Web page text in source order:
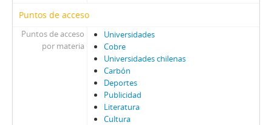
152 - Revista Ercilla. Año XXXIV, Nº 1745
154 - Revista Ercilla. Año XXXIV, Nº 1747
155 - Revista Ercilla. Año XXXIV, Nº 1748
156 - Revista Ercilla. Año XXXIV, Nº 1750
157 - Revista Ercilla. Año XXXIV, Nº 1752
158 - Revista Ercilla. Año XXXIV, Nº 1753
159 - Revista Ercilla. Año XXXIV, Nº 1754
Puntos de acceso
Puntos de acceso
por materia
Universidades
Cobre
Universidades chilenas
Carbón
Deportes
Publicidad
Literatura
Cultura